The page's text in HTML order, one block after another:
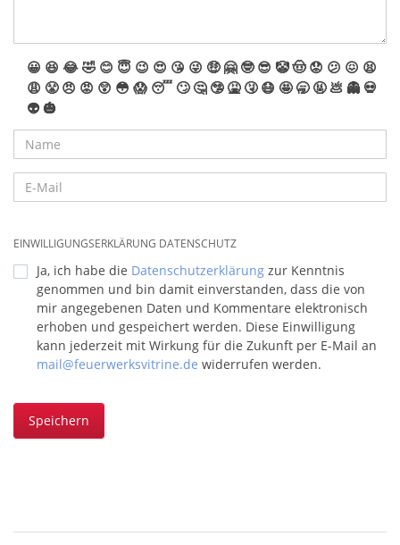
😀 😆 😂🤣 😊 😇 😉 😍 😘 😜 🤑 🤗 🤓 😎 🤡🤠 😟 😕 😖 😫
😩 😤 😠 😡 😲 😳 😱 😴 🙄 🤔 🤥 🤮 🤧 😷 🤩 🥱 🤬 💩 👻 💀
👽 🎃
EINWILLIGUNGSERKLÄRUNG DATENSCHUTZ
Ja, ich habe die Datenschutzerklärung zur Kenntnis
genommen und bin damit einverstanden, dass die von
mir angegebenen Daten und Kommentare elektronisch
erhoben und gespeichert werden. Diese Einwilligung
kann jederzeit mit Wirkung für die Zukunft per E-Mail an
mail@feuerwerksvitrine.de widerrufen werden.
Speichern